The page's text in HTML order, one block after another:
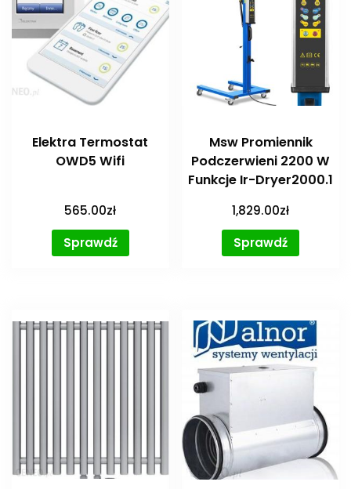
Elektra Termostat
OWD5 Wifi
565.00zł
Sprawdź
Msw Promiennik
Podczerwieni 2200 W
Funkcje Ir-Dryer2000.1
1,829.00zł
Sprawdź